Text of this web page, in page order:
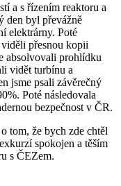
a s řízením reaktoru a
den byl převážně
elektrárny. Poté
přesnou kopii
absolvovali prohlídku
vidět turbínu a
jsme psali závěrečný
Poté následovala
bezpečnost v ČR.
tom, že bych zde chtěl
spokojen a těším
s ČEZem.